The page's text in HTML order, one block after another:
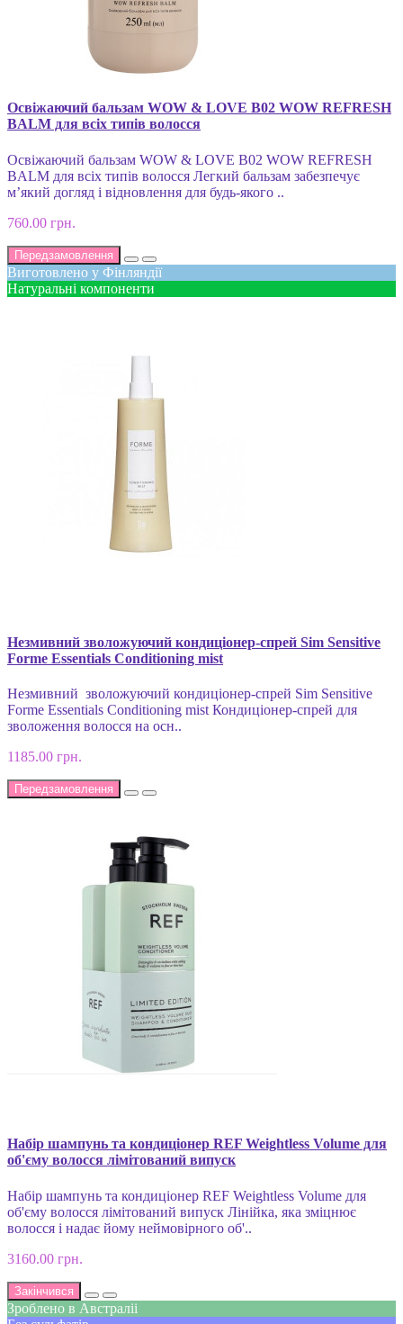
Освіжаючий бальзам WOW & LOVE B02 WOW REFRESH
BALM для всіх типів волосся
Освіжаючий бальзам WOW & LOVE B02 WOW REFRESH
BALM для всіх типів волосся Легкий бальзам забезпечує
м’який догляд і відновлення для будь-якого ..
760.00 грн.
Передзамовлення
Виготовлено у Фінляндії
Натуральні компоненти
Незмивний зволожуючий кондиціонер-спрей Sim Sensitive
Forme Essentials Conditioning mist
Незмивний зволожуючий кондиціонер-спрей Sim Sensitive
Forme Essentials Conditioning mist Кондиціонер-спрей для
зволоження волосся на осн..
1185.00 грн.
Передзамовлення
Набір шампунь та кондиціонер REF Weightless Volume для
об'єму волосся лімітований випуск
Набір шампунь та кондиціонер REF Weightless Volume для
об'єму волосся лімітований випуск Лінійка, яка зміцнює
волосся і надає йому неймовірного об'..
3160.00 грн.
Закінчився
Зроблено в Австраліі